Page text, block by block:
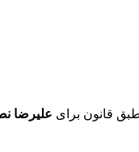
قانون برای علیرضا